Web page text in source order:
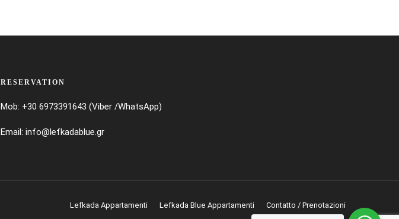
RESERVATION
Mob: +30 6973391643 (Viber /WhatsApp)
Email: info@lefkadablue.gr
Lefkada Appartamenti Lefkada Blue Appartamenti Contatto / Prenotazioni